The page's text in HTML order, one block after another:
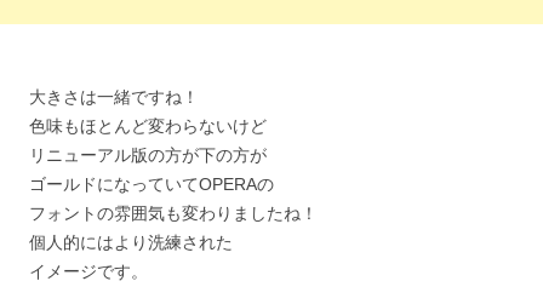
大きさは一緒ですね！
色味もほとんど変わらないけど
リニューアル版の方が下の方が
ゴールドになっていてOPERAの
フォントの雰囲気も変わりましたね！
個人的にはより洗練された
イメージです。